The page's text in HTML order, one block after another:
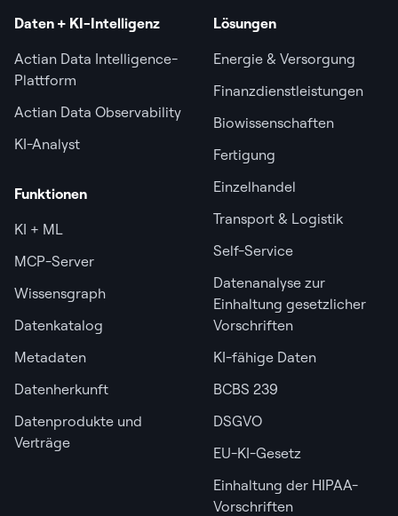
Daten + KI-Intelligenz
Actian Data Intelligence-
Plattform
Actian Data Observability
KI-Analyst
Funktionen
KI + ML
MCP-Server
Wissensgraph
Datenkatalog
Metadaten
Datenherkunft
Datenprodukte und
Verträge
Lösungen
Energie & Versorgung
Finanzdienstleistungen
Biowissenschaften
Fertigung
Einzelhandel
Transport & Logistik
Self-Service
Datenanalyse zur
Einhaltung gesetzlicher
Vorschriften
KI-fähige Daten
BCBS 239
DSGVO
EU-KI-Gesetz
Einhaltung der HIPAA-
Vorschriften